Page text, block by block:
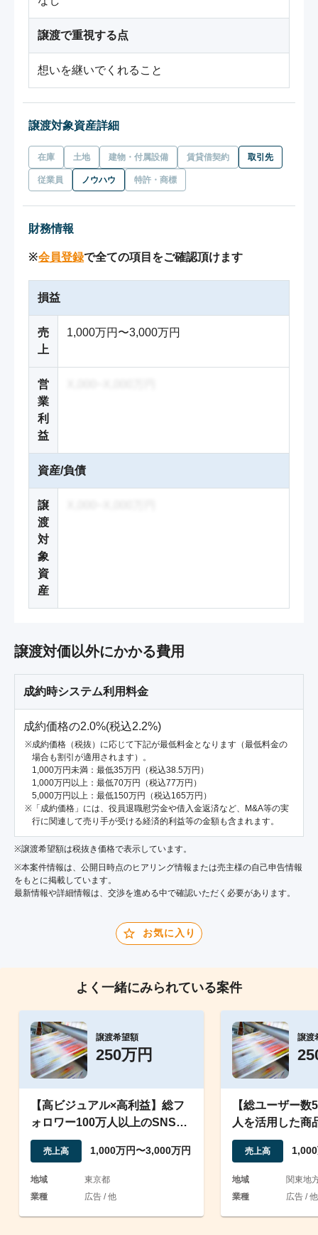
譲渡で重視する点
想いを継いでくれること
譲渡対象資産詳細
在庫 土地 建物・付属設備 賃貸借契約 取引先
従業員 ノウハウ 特許・商標
財務情報
※会員登録で全ての項目をご確認頂けます
損益
売
上
1,000万円〜3,000万円
営
業
利
益
資産/負債
譲
渡
対
象
資
産
譲渡対価以外にかかる費用
成約時システム利用料金
成約価格の2.0%(税込2.2%)
成約価格（税抜）に応じて下記が最低料金となります（最低料金の
場合も割引が適用されます）。
1,000万円未満：最低35万円（税込38.5万円）
1,000万円以上：最低70万円（税込77万円）
5,000万円以上：最低150万円（税込165万円）
「成約価格」には、役員退職慰労金や借入金返済など、M&A等の実
行に関連して売り手が受ける経済的利益等の金額も含まれます。
※譲渡希望額は税抜き価格で表示しています。
※本案件情報は、公開日時点のヒアリング情報または売主様の自己申告情報
をもとに掲載しています。
最新情報や詳細情報は、交渉を進める中で確認いただく必要があります。
お気に入り
よく一緒にみられている案件
譲渡希望額
250万円
【高ビジュアル×高利益】総フ
ォロワー100万人以上のSNSプ
ロモーション事業
売上高 1,000万円〜3,000万円
地域
東京都
業種
広告 / 他
譲渡
【総ユーザー
人を活用した商
売上高
地域
関東地
業種
広告 / 他